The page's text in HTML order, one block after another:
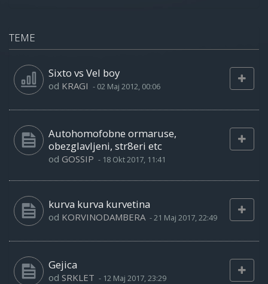
TEME
Sixto vs Vel boy
od KRAGI - 02 Maj 2012, 00:06
Autohomofobne ormaruse,
obezglavljeni, str8eri etc
od GOSSIP - 18 Okt 2017, 11:41
kurva kurva kurvetina
od KORVINODAMBERA -21 Maj 2017, 22:49
Gejica
od SRKLET - 12 Maj 2017, 23:29